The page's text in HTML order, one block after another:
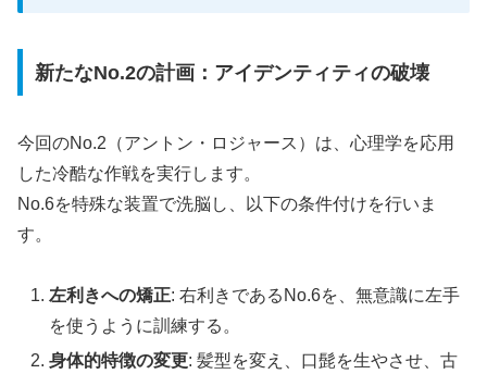
新たなNo.2の計画：アイデンティティの破壊
今回のNo.2（アントン・ロジャース）は、心理学を応用
した冷酷な作戦を実行します。
No.6を特殊な装置で洗脳し、以下の条件付けを行いま
す。
左利きへの矯正: 右利きであるNo.6を、無意識に左手
を使うように訓練する。
身体的特徴の変更: 髪型を変え、口髭を生やさせ、古